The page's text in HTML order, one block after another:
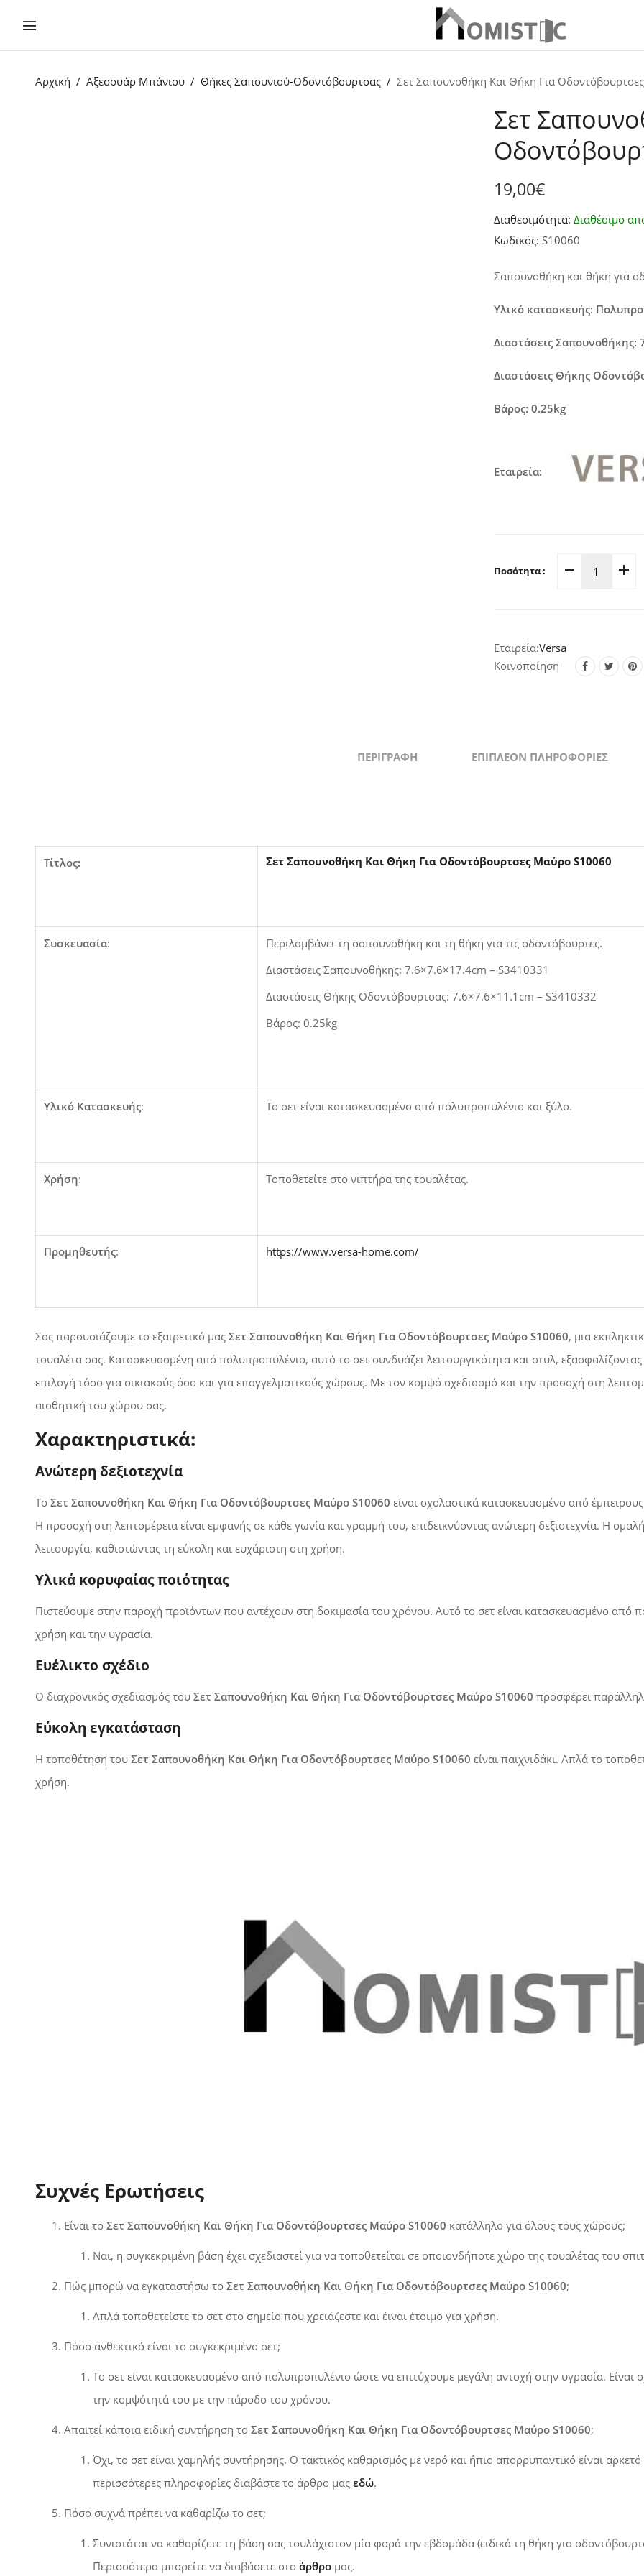
Αρχική Αξεσουάρ Μπάνιου Θήκες Σαπουνιού-Οδοντόβουρτσας Σετ Σαπουνοθήκη Και Θήκη Για
Σετ
19,00€
Διαθεσιμότητα: Διαθέσιμο
Κωδικός: S10060
Σαπουνοθήκη και θήκη για
Υλικό κατασκευής:
Διαστάσεις Σαπουνοθήκης:
Διαστάσεις Θήκης
Βάρος: 0.25kg
Εταιρεία:
Ποσότητα :
Σετ
Versa
Κοινοποίηση
ΠΕΡΙΓΡΑΦΉ ΕΠΙΠΛΈΟΝ ΠΛΗΡΟΦΟΡΊΕΣ
Τίτλος: Σετ Σαπουνοθήκη Και Θήκη Για Οδοντόβουρτσες Μαύρο S10060
Συσκευασία:
Περιλαμβάνει τη σαπουνοθήκη και τη θήκη για τις οδοντόβουρτες.
Διαστάσεις Σαπουνοθήκης: 7.6×7.6×17.4cm – S3410331
Διαστάσεις Θήκης Οδοντόβουρτσας: 7.6×7.6×11.1cm – S3410332
Βάρος: 0.25kg
Υλικό Κατασκευής: Το σετ είναι κατασκευασμένο από πολυπροπυλένιο και ξύλο.
Χρήση: Τοποθετείτε στο νιπτήρα της τουαλέτας.
Προμηθευτής: https://www.versa-home.com/
Σας παρουσιάζουμε το εξαιρετικό μας Σετ Σαπουνοθήκη Και Θήκη Για Οδοντόβουρτσες Μαύρο S10060, μια
τουαλέτα σας. Κατασκευασμένη από πολυπροπυλένιο, αυτό το σετ συνδυάζει λειτουργικότητα και στυλ,
επιλογή τόσο για οικιακούς όσο και για επαγγελματικούς χώρους. Με τον κομψό σχεδιασμό και την προσοχή στη
αισθητική του χώρου σας.
Χαρακτηριστικά:
Ανώτερη δεξιοτεχνία
Το Σετ Σαπουνοθήκη Και Θήκη Για Οδοντόβουρτσες Μαύρο S10060 είναι σχολαστικά κατασκευασμένο από έμπειρους
Η προσοχή στη λεπτομέρεια είναι εμφανής σε κάθε γωνία και γραμμή του, επιδεικνύοντας ανώτερη δεξιοτεχνία. Η
λειτουργία, καθιστώντας τη εύκολη και ευχάριστη στη χρήση.
Υλικά κορυφαίας ποιότητας
Πιστεύουμε στην παροχή προϊόντων που αντέχουν στη δοκιμασία του χρόνου. Αυτό το σετ είναι κατασκευασμένο από
χρήση και την υγρασία.
Ευέλικτο σχέδιο
Ο διαχρονικός σχεδιασμός του Σετ Σαπουνοθήκη Και Θήκη Για Οδοντόβουρτσες Μαύρο S10060 προσφέρει
Εύκολη εγκατάσταση
Η τοποθέτηση του Σετ Σαπουνοθήκη Και Θήκη Για Οδοντόβουρτσες Μαύρο S10060 είναι παιχνιδάκι. Απλά το
χρήση.
Συχνές Ερωτήσεις
Είναι το Σετ Σαπουνοθήκη Και Θήκη Για Οδοντόβουρτσες Μαύρο S10060 κατάλληλο για όλους τους χώρους;
Ναι, η συγκεκριμένη βάση έχει σχεδιαστεί για να τοποθετείται σε οποιονδήποτε χώρο της τουαλέτας του
Πώς μπορώ να εγκαταστήσω το Σετ Σαπουνοθήκη Και Θήκη Για Οδοντόβουρτσες Μαύρο S10060;
Απλά τοποθετείστε το σετ στο σημείο που χρειάζεστε και έιναι έτοιμο για χρήση.
Πόσο ανθεκτικό είναι το συγκεκριμένο σετ;
Το σετ είναι κατασκευασμένο από πολυπροπυλένιο ώστε να επιτύχουμε μεγάλη αντοχή στην υγρασία. Είναι
την κομψότητά του με την πάροδο του χρόνου.
Απαιτεί κάποια ειδική συντήρηση το Σετ Σαπουνοθήκη Και Θήκη Για Οδοντόβουρτσες Μαύρο S10060;
Όχι, το σετ είναι χαμηλής συντήρησης. Ο τακτικός καθαρισμός με νερό και ήπιο απορρυπαντικό είναι
περισσότερες πληροφορίες διαβάστε το άρθρο μας εδώ.
Πόσο συχνά πρέπει να καθαρίζω το σετ;
Συνιστάται να καθαρίζετε τη βάση σας τουλάχιστον μία φορά την εβδομάδα (ειδικά τη θήκη για
Περισσότερα μπορείτε να διαβάσετε στο άρθρομας.